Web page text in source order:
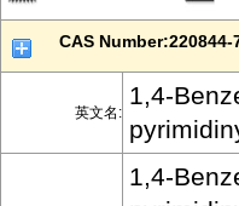
CAS Number:220844-
英文名:
1,4-
1,4-